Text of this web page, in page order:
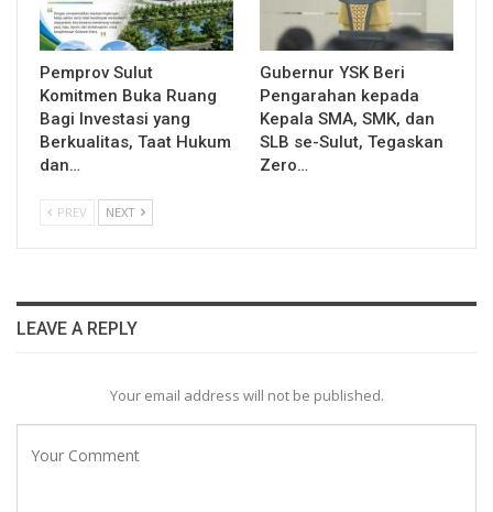
Pemprov Sulut
Komitmen Buka Ruang
Bagi Investasi yang
Berkualitas, Taat Hukum
dan…
Gubernur YSK Beri
Pengarahan kepada
Kepala SMA, SMK, dan
SLB se-Sulut, Tegaskan
Zero…
PREV NEXT
LEAVE A REPLY
Your email address will not be published.